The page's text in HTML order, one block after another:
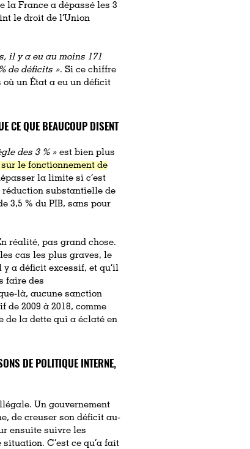
la France a dépassé les 3
le droit de l’Union
il y a eu au moins 171
de déficits ». Si ce chiffre
un État a eu un déficit
CE QUE BEAUCOUP DISENT
des 3 % » est bien plus
le fonctionnement de
la limite si c’est
réduction substantielle de
3,5 % du PIB, sans pour
réalité, pas grand chose.
cas les plus graves, le
a déficit excessif, et qu’il
faire des
là, aucune sanction
de 2009 à 2018, comme
de la dette qui a éclaté en
DE POLITIQUE INTERNE,
Un gouvernement
de creuser son déficit au-
ensuite suivre les
C’est ce qu’a fait